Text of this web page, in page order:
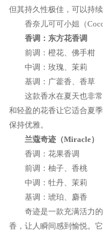
但其持久性极佳，可以持
香奈儿可可小姐（
香调：东方花香调
前调：橙花、佛手柑
中调：玫瑰、茉莉
基调：广藿香、香草
这款香水在夏天也非
和轻盈的花香让它适合夏
保持优雅。
兰蔻奇迹（Miracle）
香调：花果香调
前调：柚子、香桃
中调：牡丹、茉莉
基调：琥珀、麝香
奇迹是一款充满活力
香，让人瞬间感到愉悦。